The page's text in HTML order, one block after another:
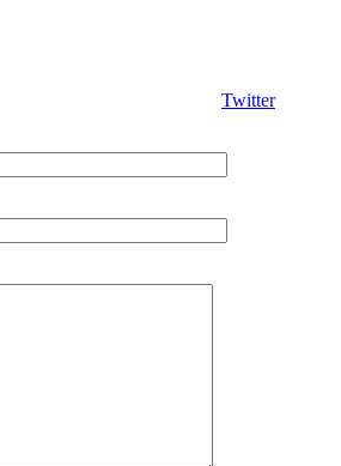
Twitter